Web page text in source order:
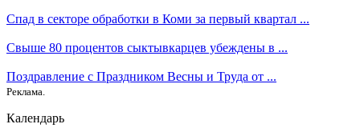
Спад в секторе обработки в Коми за первый квартал ...
Свыше 80 процентов сыктывкарцев убеждены в ...
Поздравление с Праздником Весны и Труда от ...
Реклама.
Календарь